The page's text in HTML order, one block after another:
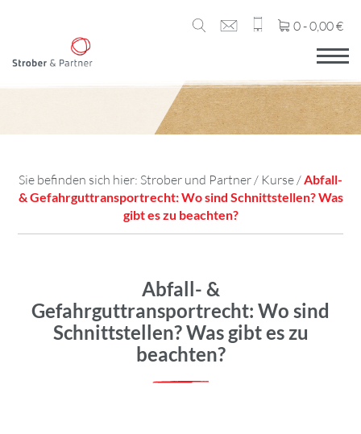
0 -0,00€
Sie befinden sich hier: Strober und Partner/ Kurse/Abfall-
& Gefahrguttransportrecht: Wo sind Schnittstellen? Was
gibt es zu beachten?
Abfall- &
Gefahrguttransportrecht: Wo sind
Schnittstellen? Was gibt es zu
beachten?